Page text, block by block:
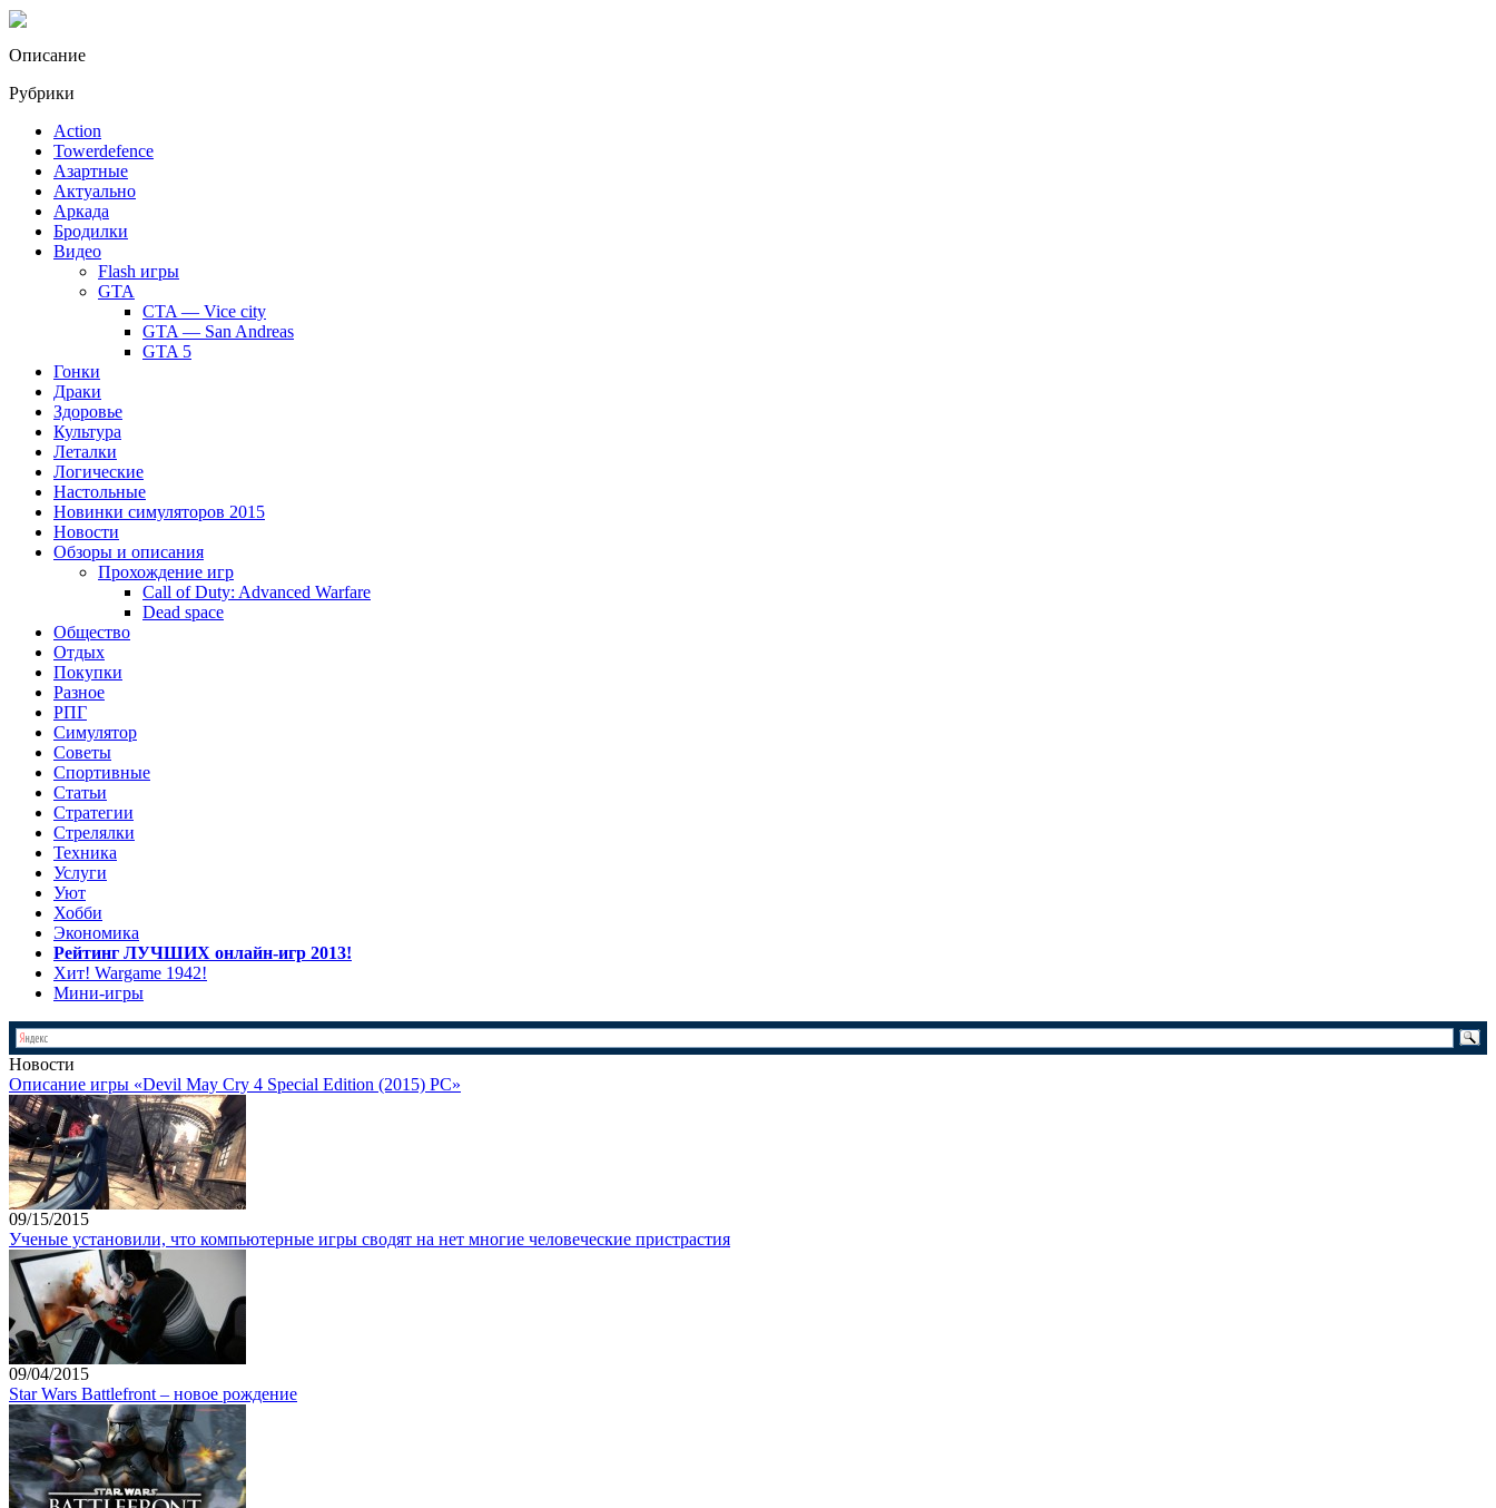
Описание
Рубрики
Action
Towerdefence
Азартные
Актуально
Аркада
Бродилки
Видео
Flash игры
GTA
CTA — Vice city
GTA — San Andreas
GTA 5
Гонки
Драки
Здоровье
Культура
Леталки
Логические
Настольные
Новинки симуляторов 2015
Новости
Обзоры и описания
Прохождение игр
Call of Duty: Advanced Warfare
Dead space
Общество
Отдых
Покупки
Разное
РПГ
Симулятор
Советы
Спортивные
Статьи
Стратегии
Стрелялки
Техника
Услуги
Уют
Хобби
Экономика
Рейтинг ЛУЧШИХ онлайн-игр 2013!
Хит! Wargame 1942!
Мини-игры
Новости
Описание игры «Devil May Cry 4 Special Edition (2015) PC»
09/15/2015
Ученые установили, что компьютерные игры сводят на нет многие человеческие пристрастия
09/04/2015
Star Wars Battlefront – новое рождение